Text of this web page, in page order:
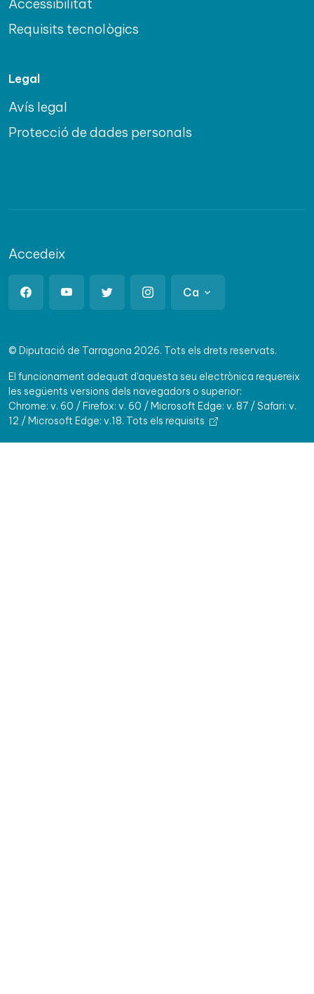
Accessibilitat
Requisits tecnològics
Legal
Avís legal
Protecció de dades personals
Accedeix
Ca
© Diputació de Tarragona 2026. Tots els drets reservats.
El funcionament adequat d'aquesta seu electrònica requereix
les següents versions dels navegadors o superior:
Chrome: v. 60 / Firefox: v. 60 / Microsoft Edge: v. 87 / Safari: v.
12 / Microsoft Edge: v.18. Tots els requisits